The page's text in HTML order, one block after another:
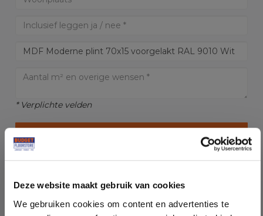
Deze website maakt gebruik van cookies
We gebruiken cookies om content en advertenties te
* Verplichte velden
LET OP: